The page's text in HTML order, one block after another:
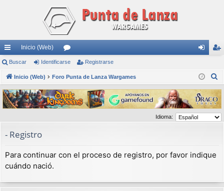
nl
ac
es
rá
pi
do
s
Inicio (Web)
or
os nti
fic
ar
se
ist
ra
rs
e
Buscar Identificarse Registrarse
Inicio (Web) Foro Punta de Lanza Wargames
s
c
a
Idioma:
- Registro
Para continuar con el proceso de registro, por favor indique
cuándo nació.